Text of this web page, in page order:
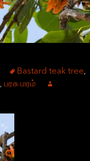
Bastard teak tree,
, பரசு மரம்